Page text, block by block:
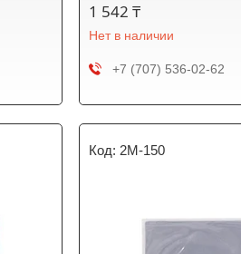
1 542 ₸
Нет в наличии
+7 (707) 536-02-62
2М-150